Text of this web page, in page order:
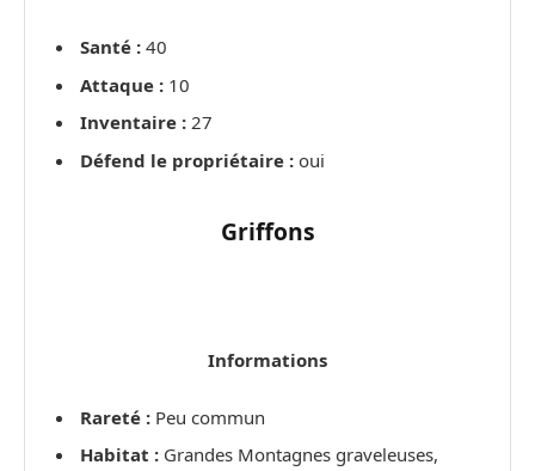
Santé : 40
Attaque : 10
Inventaire : 27
Défend le propriétaire : oui
Griffons
Informations
Rareté : Peu commun
Habitat : Grandes Montagnes graveleuses,